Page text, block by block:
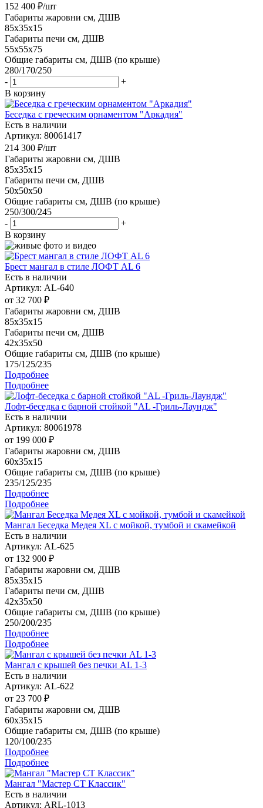
152 400 ₽/шт
Габариты жаровни см, ДШВ
85x35x15
Габариты печи см, ДШВ
55x55x75
Общие габариты см, ДШВ (по крыше)
280/170/250
-
+
В корзину
Беседка с греческим орнаментом "Аркадия"
Есть в наличии
Артикул: 80061417
214 300 ₽/шт
Габариты жаровни см, ДШВ
85x35x15
Габариты печи см, ДШВ
50x50x50
Общие габариты см, ДШВ (по крыше)
250/300/245
-
+
В корзину
Брест мангал в стиле ЛОФТ AL 6
Есть в наличии
Артикул: AL-640
от 32 700 ₽
Габариты жаровни см, ДШВ
85x35x15
Габариты печи см, ДШВ
42x35x50
Общие габариты см, ДШВ (по крыше)
175/125/235
Подробнее
Подробнее
Лофт-беседка с барной стойкой "AL -Гриль-Лаундж"
Есть в наличии
Артикул: 80061978
от 199 000 ₽
Габариты жаровни см, ДШВ
60x35x15
Общие габариты см, ДШВ (по крыше)
235/125/235
Подробнее
Подробнее
Мангал Беседка Медея XL с мойкой, тумбой и скамейкой
Есть в наличии
Артикул: AL-625
от 132 900 ₽
Габариты жаровни см, ДШВ
85x35x15
Габариты печи см, ДШВ
42x35x50
Общие габариты см, ДШВ (по крыше)
250/200/235
Подробнее
Подробнее
Мангал с крышей без печки AL 1-3
Есть в наличии
Артикул: AL-622
от 23 700 ₽
Габариты жаровни см, ДШВ
60x35x15
Общие габариты см, ДШВ (по крыше)
120/100/235
Подробнее
Подробнее
Мангал "Мастер СТ Классик"
Есть в наличии
Артикул: ARL-1013